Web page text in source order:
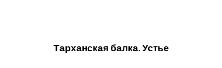
Тарханская балка. Устье